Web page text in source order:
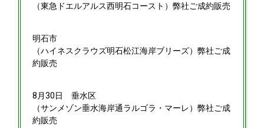
（東急ドエルアルス西明石コースト）弊社ご成約販売
明石市
（ハイネスクラウズ明石松江海岸ブリーズ）弊社ご成
約販売
8月30日 垂水区
（サンメゾン垂水海岸通ラルゴラ・マーレ）弊社ご成
約販売